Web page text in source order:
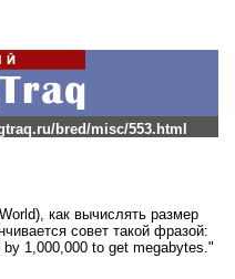
bred/misc/553.html
как вычислять размер
совет такой фразой:
1,000,000 to get megabytes."